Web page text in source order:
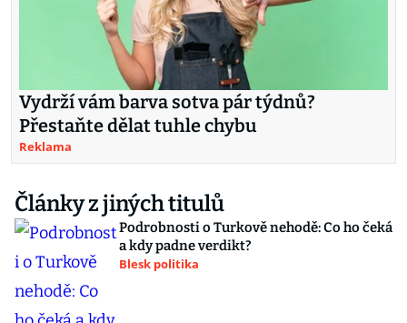
Vydrží vám barva sotva pár týdnů?
Přestaňte dělat tuhle chybu
Reklama
Články z jiných titulů
Podrobnosti o Turkově nehodě: Co ho čeká
a kdy padne verdikt?
Blesk politika